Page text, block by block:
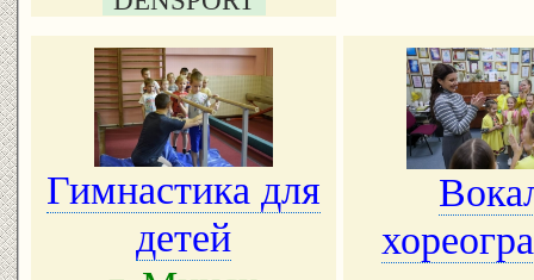
Гимнастика для
детей